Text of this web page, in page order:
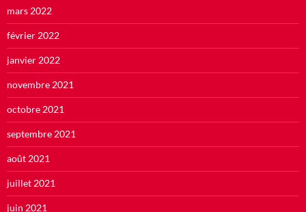
mars 2022
février 2022
janvier 2022
novembre 2021
octobre 2021
septembre 2021
août 2021
juillet 2021
juin 2021